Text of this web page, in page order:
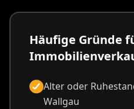
Häufige Gründe
Alter oder
Wallgau